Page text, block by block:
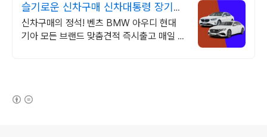
슬기로운 신차구매 신차대통령 장기렌
트 리스 저렴한 견적
신차구매의 정석! 벤츠 BMW 아우디 현대
기아 모든 브랜드 맞춤견적 즉시출고 매일 즉